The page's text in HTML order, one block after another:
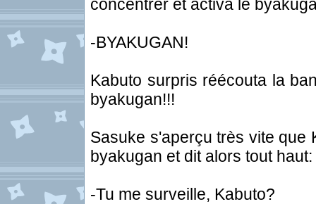
concentrer et activa le
-BYAKUGAN!
Kabuto surpris réécouta la
byakugan!!!
Sasuke s'aperçu très vite que
byakugan et dit alors tout haut:
-Tu me surveille, Kabuto?